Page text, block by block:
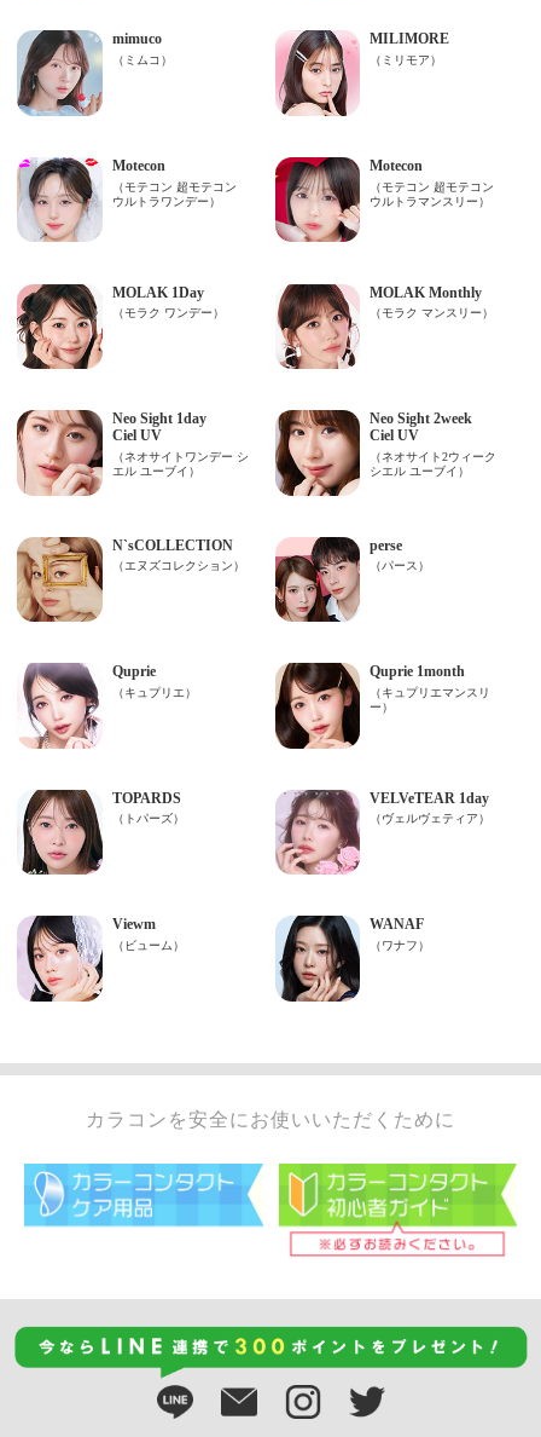
カラコンを安全にお使いいただくために